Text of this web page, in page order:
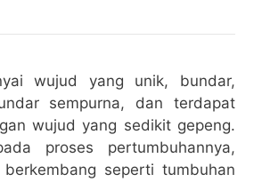
wujud yang unik, bundar,
sempurna, dan terdapat
wujud yang sedikit gepeng.
proses pertumbuhannya,
seperti tumbuhan